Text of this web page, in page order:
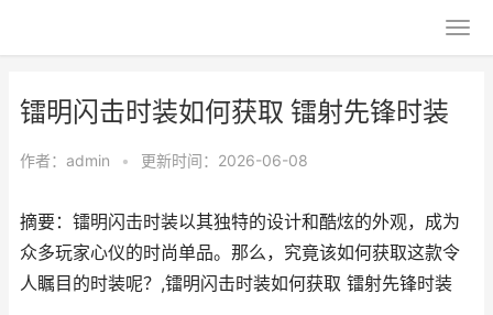
镭明闪击时装如何获取 镭射先锋时装
作者： admin • 更新时间：2026-06-08
摘要：镭明闪击时装以其独特的设计和酷炫的外观，成为
众多玩家心仪的时尚单品。那么，究竟该如何获取这款令
人瞩目的时装呢？,镭明闪击时装如何获取 镭射先锋时装